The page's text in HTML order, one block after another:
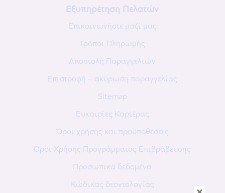
Εξυπηρέτηση Πελατών
Επικοινωνήστε μαζί μας
Τρόποι Πληρωμής
Αποστολή Παραγγελιών
Επιστροφή – ακύρωση παραγγελίας
Sitemap
Ευκαιρίες Καριέρας
Όροι χρήσης και προϋποθέσεις
Όροι Χρήσης Προγράμματος Επιβράβευσης
Προσωπικά δεδομένα
Κώδικας δεοντολογίας